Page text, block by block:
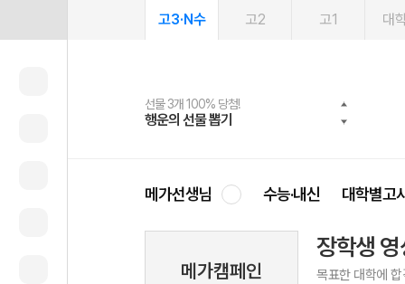
고3·N수 고2 고1 대
선물 3개 100% 당첨!
행운의 선물 뽑기
선물 100% 증정!
메가스터디 X 올리브
여름방학 스터디 캐시백
메가런 썸머스쿨
2027 러셀 단과
강사 공개선발
스마트러닝앱
설문 EVENT
메가패스
3일 무료 체험권
메가패스 수강생 무료혜택!
메가클럽 멤버십
사회공헌 캠페인
희망이룸 메가나눔
메가선생님 수능·내신 대학별고
메가캠페인
장학생
목표한 대학에